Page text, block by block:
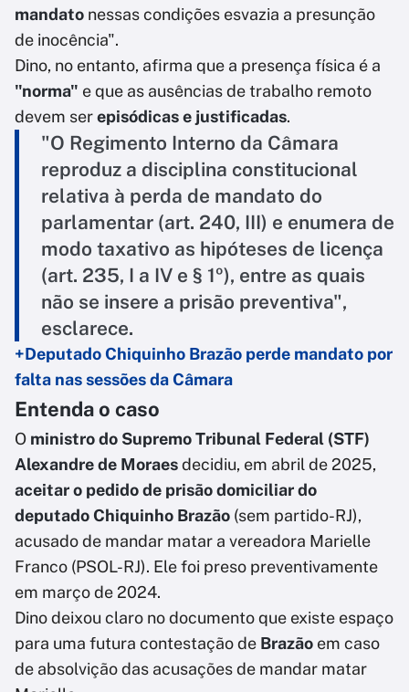
mandato nessas condições esvazia a presunção
de inocência".
Dino, no entanto, afirma que a presença física é a
"norma" e que as ausências de trabalho remoto
devem serepisódicas e justificadas.
"O Regimento Interno da Câmara
reproduz a disciplina constitucional
relativa à perda de mandato do
parlamentar (art. 240, III) e enumera de
modo taxativo as hipóteses de licença
(art. 235, I a IV e § 1º), entre as quais
não se insere a prisão preventiva",
esclarece.
+Deputado Chiquinho Brazão perde mandato por
falta nas sessões da Câmara
Entenda o caso
O ministro do Supremo Tribunal Federal (STF)
Alexandre de Moraesdecidiu, em abril de 2025,
aceitar o pedido de prisão domiciliar do
deputado Chiquinho Brazão (sem partido-RJ),
acusado de mandar matar a vereadora Marielle
Franco (PSOL-RJ). Ele foi preso preventivamente
em março de 2024.
Dino deixou claro no documento que existe espaço
para uma futura contestação de Brazão em caso
de absolvição das acusações de mandar matar